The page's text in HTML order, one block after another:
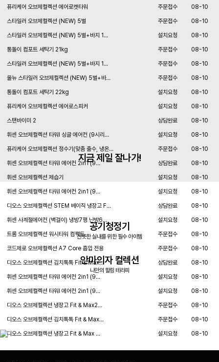
퓨리케어 오브제컬렉션 에어로캣타워 주문접수 08-10
스타일러 오브제컬렉션 (NEW) 5벌 주문접수 08-10
스타일러 오브제컬렉션 (NEW) 5벌+바지 1… 설치요청 08-10
통돌이 컴포트 세탁기 21kg 주문접수 08-10
스타일러 오브제컬렉션 (NEW) 5벌+바지 1… 주문접수 08-10
올뉴 스타일러 오브제컬렉션 (NEW) 5벌+바… 주문접수 08-10
통돌이 컴포트 세탁기 22kg 설치요청 08-10
퓨리케어 오브제컬렉션 에어로스피커 설치요청 08-10
스탠바이미 2 상담완료 08-10
휘센 오브제컬렉션 타워I 싱글 에어컨 (9시리… 설치요청 08-10
퓨리케어 오브제컬렉션 정수기(맞춤 출수, 냉온… 주문접수 08-10
휘센 오브제컬렉션 타워I 에어컨 2in1 (9… 상담완료 08-10
휘센 오브제컬렉션 제습기 설치요청 08-10
휘센 오브제컬렉션 타워I 에어컨 2in1 (9… 설치요청 08-10
디오스 오브제컬렉션 STEM 베이직 냉장고 F… 상담완료 08-10
휘센 사계절에어컨 (벽걸이) 냉방7평 난방6… 설치요청 08-10
트롬 오브제컬렉션 워시타워 컴팩트 주문접수 08-10
코드제로 오브제컬렉션 A7 Core 흡입 전용 주문접수 08-10
디오스 오브제컬렉션 김치톡톡 Fit & Max… 상담완료 08-10
휘센 오브제컬렉션 타워I 에어컨 2in1 (9… 설치요청 08-10
휘센 오브제컬렉션 타워I 에어컨 2in1 (9… 설치요청 08-10
디오스 오브제컬렉션 냉장고 Fit & Max2… 주문접수 08-10
디오스 오브제컬렉션 김치톡톡 Fit & Max… 주문접수 08-10
디오스 오브제컬렉션 냉장고 Fit & Max … 설치요청 08-10
지금 제일 잘나가!
공기청정기
산뜻한 실내를 위한 필수 아이템
안마의자 컬렉션
나만의 힐링 테라피